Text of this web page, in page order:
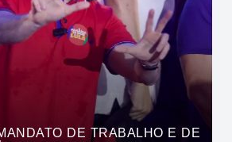
DE TRABALHO E DE